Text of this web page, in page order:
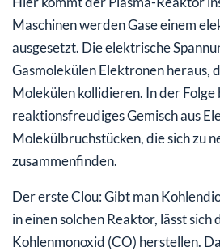
Maschinen werden Gase einem
ausgesetzt. Die elektrische
Gasmolekülen Elektronen heraus,
Molekülen kollidieren. In der Folge
reaktionsfreudiges Gemisch aus
Molekülbruchstücken, die sich zu
zusammenfinden.
Der erste Clou: Gibt man
in einen solchen Reaktor, lässt sich
Kohlenmonoxid (CO) herstellen.